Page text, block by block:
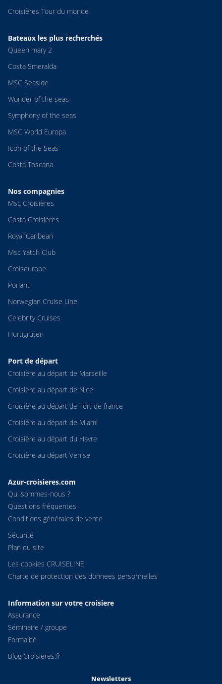
Croisières Tour du monde
Bateaux les plus recherchés
Queen mary 2
Costa Smeralda
MSC Seaside
Wonder of the seas
Symphony of the seas
MSC World Europa
Icon of the Seas
Costa Toscana
Nos compagnies
Msc Croisières
Costa Croisières
Royal Caribean
Msc Yatch Club
Croiseurope
Ponant
Norwegian Cruise Line
Celebrity Cruises
Hurtigruten
Port de départ
Croisière au départ de Marseille
Croisière au départ de Nice
Croisière au départ de Fort de france
Croisière au départ de Miami
Croisière au départ du Havre
Croisière au départ Venise
Azur-croisieres.com
Qui sommes-nous ?
Questions fréquentes
Conditions générales de vente
Sécurité
Plan du site
Les cookies CRUISELINE
Charte de protection des donnees personnelles
Information sur votre croisiere
Assurance
Séminaire / groupe
Formalité
Blog Croisieres.fr
Newsletters